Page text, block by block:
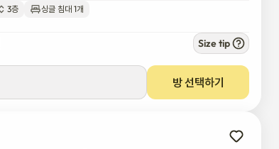
3층 싱글 침대 1개
Size tip
방 선택하기